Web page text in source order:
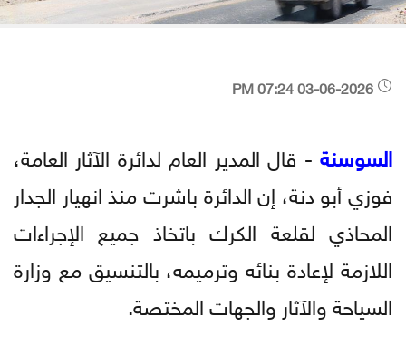
السوسنة - قال المدير العام لدائرة الآثار العامة،
فوزي أبو دنة، إن الدائرة باشرت منذ انهيار الجدار
المحاذي لقلعة الكرك باتخاذ جميع الإجراءات
اللازمة لإعادة بنائه وترميمه، بالتنسيق مع وزارة
السياحة والآثار والجهات المختصة.